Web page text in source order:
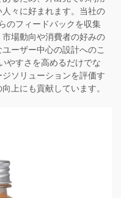
々に好まれます。当社の
のフィードバックを収集
場動向や消費者の好みの
ーザー中心の設計へのこ
やすさを高めるだけでな
ソリューションを評価す
上にも貢献しています。